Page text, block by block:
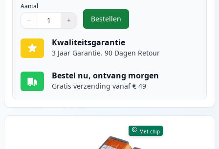
Aantal
Gebruik de knoppen om aan te passen
− +
1
Bestellen
,5 stuks Canon PGI-525 & CLI-
Kwaliteitsgarantie
3 Jaar Garantie. 90 Dagen Retour
Bestel nu, ontvang morgen
Gratis verzending vanaf € 49
Met chip